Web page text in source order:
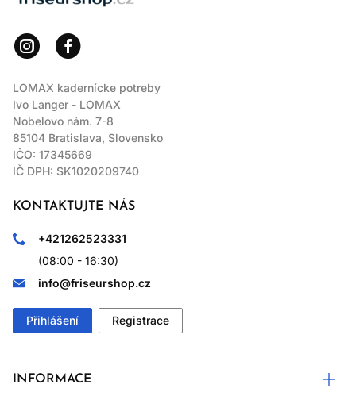
LOMAX kadernícke potreby
Ivo Langer - LOMAX
Nobelovo nám. 7-8
85104 Bratislava, Slovensko
IČO: 17345669
IČ DPH: SK1020209740
KONTAKTUJTE NÁS
+421262523331
(08:00 - 16:30)
info@friseurshop.cz
Přihlášení Registrace
INFORMACE